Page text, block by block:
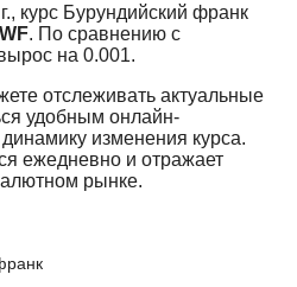
курс Бурундийский франк
. По сравнению с
на 0.001.
отслеживать актуальные
удобным онлайн-
изменения курса.
ежедневно и отражает
рынке.